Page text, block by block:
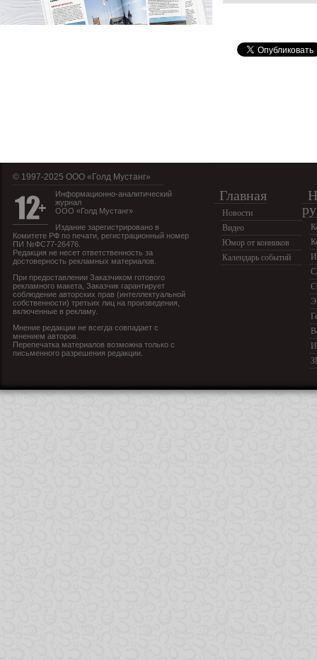
© 1997-2025 OOO «Голд Мустанг»
Информационно-аналитический
журнал
ООО «Голд Мустанг»
Издание зарегистрировано в
Комитете РФ по печати, регистрационный номер
ПИ №ФС77-26476.
Редакция не несет ответственность за
достоверность рекламных материалов.
При предоставлении Заказчиком готового
рекламного макета, Заказчик гарантирует
соблюдение авторских прав (интеллектуальной
собственности) третьих лиц на произведения,
включенные в рекламу.
Мнение редакции не всегда совпадает с
мнением авторов.
Перепечатка материалов возможна только с
письменного разрешения редакции.
Главная
Новости
Видео
Юмор от конников
Календарь событий